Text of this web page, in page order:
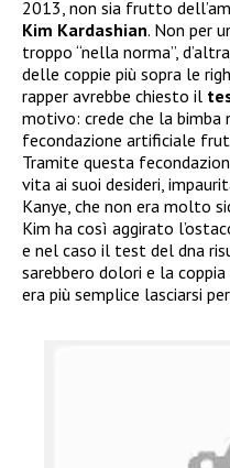
2013, non sia frutto
Kim Kardashian. Non per
troppo “nella norma”,
delle coppie più sopra le
rapper avrebbe chiesto il
motivo: crede che la bimba
fecondazione artificiale
Tramite questa
vita ai suoi desideri,
Kanye, che non era molto
Kim ha così aggirato
e nel caso il test del dna
sarebbero dolori e la
era più semplice lasciarsi